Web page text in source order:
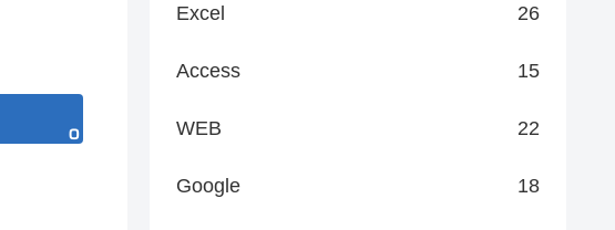
0
Excel 26
Access 15
WEB 22
Google 18